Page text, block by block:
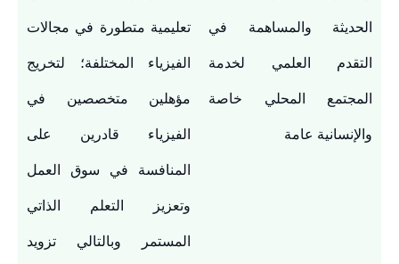
الحديثة والمساهمة في
التقدم العلمي لخدمة
المجتمع المحلي خاصة
والإنسانية عامة
تعليمية متطورة في مجالات
الفيزياء المختلفة؛ لتخريج
مؤهلين متخصصين في
الفيزياء قادرين على
المنافسة في سوق العمل
وتعزيز التعلم الذاتي
المستمر وبالتالي تزويد